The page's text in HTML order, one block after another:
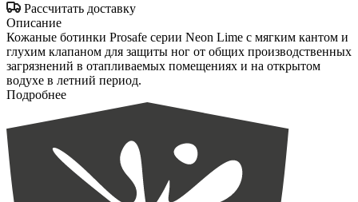
Рассчитать доставку
Описание
Кожаные ботинки Prosafe серии Neon Lime c мягким кантом и
глухим клапаном для защиты ног от общих производственных
загрязнений в отапливаемых помещениях и на открытом
водухе в летний период.
Подробнее